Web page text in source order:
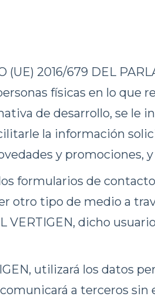
2016/679 DEL
físicas en lo
de desarrollo, se le
la información
y promociones,
formularios de
otro tipo de medio a
VERTIGEN, dicho
utilizará los datos
a terceros